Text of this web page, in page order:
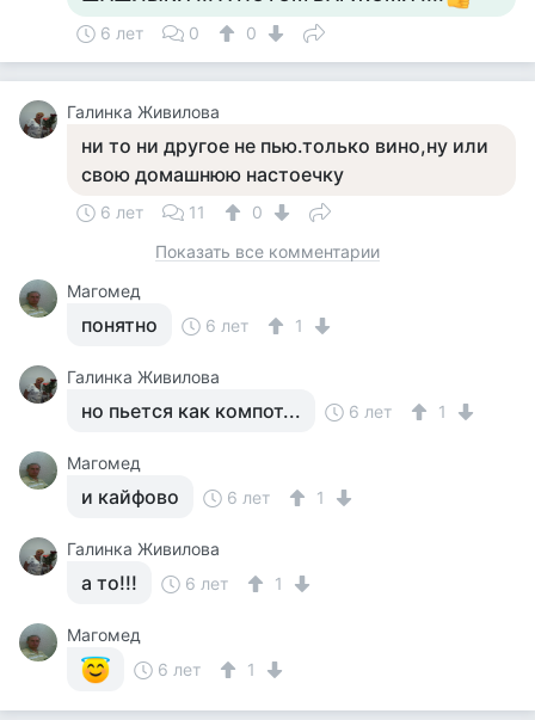
6 лет 0 0
Галинка Живилова
ни то ни другое не пью.только вино,ну или
свою домашнюю настоечку
6 лет 11
0
Показать все комментарии
Магомед
понятно 6 лет 1
Галинка Живилова
но пьется как компот... 6 лет 1
Магомед
и кайфово 6 лет 1
Галинка Живилова
а то!!! 6 лет 1
Магомед
6 лет
1